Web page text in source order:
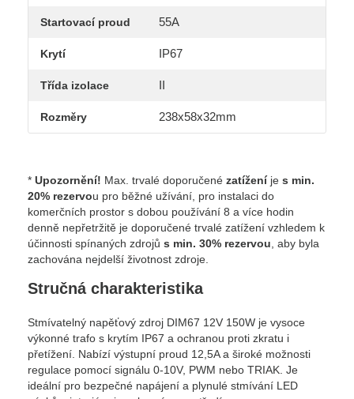
Startovací proud 55A
Krytí IP67
Třída izolace II
Rozměry 238x58x32mm
* Upozornění! Max. trvalé doporučené zatíženíje s min.
20% rezervou pro běžné užívání, pro instalaci do
komerčních prostor s dobou používání 8 a více hodin
denně nepřetržitě je doporučené trvalé zatížení vzhledem k
účinnosti spínaných zdrojů s min. 30% rezervou , aby byla
zachována nejdelší životnost zdroje.
Stručná charakteristika
Stmívatelný napěťový zdroj DIM67 12V 150W je vysoce
výkonné trafo s krytím IP67 a ochranou proti zkratu i
přetížení. Nabízí výstupní proud 12,5A a široké možnosti
regulace pomocí signálu 0-10V, PWM nebo TRIAK. Je
ideální pro bezpečné napájení a plynulé stmívání LED